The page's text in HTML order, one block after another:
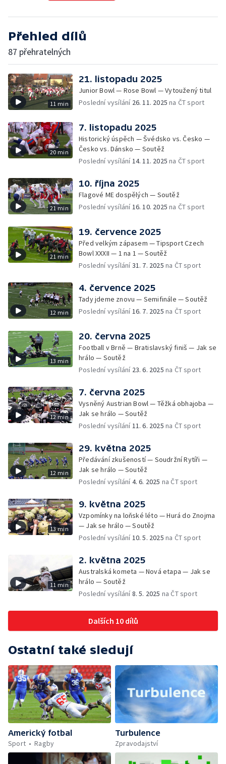
Přehled dílů
87 přehratelných
11 min
21. listopadu 2025
Junior Bowl — Rose Bowl — Vytoužený titul
Poslední vysílání 26. 11. 2025 na ČT sport
20 min
7. listopadu 2025
Historický úspěch — Švédsko vs. Česko —
Česko vs. Dánsko — Soutěž
Poslední vysílání14. 11. 2025 na ČT sport
21 min
10. října 2025
Flagové ME dospělých — Soutěž
Poslední vysílání16. 10. 2025 na ČT sport
21 min
19. července 2025
Před velkým zápasem — Tipsport Czech
Bowl XXXII — 1 na 1 — Soutěž
Poslední vysílání31. 7. 2025 na ČT sport
12 min
4. července 2025
Tady jdeme znovu — Semifinále — Soutěž
Poslední vysílání16. 7. 2025 na ČT sport
13 min
20. června 2025
Football v Brně — Bratislavský finiš — Jak se
hrálo — Soutěž
Poslední vysílání 23. 6. 2025 na ČT sport
12 min
7. června 2025
Vysněný Austrian Bowl — Těžká obhajoba —
Jak se hrálo — Soutěž
Poslední vysílání11. 6. 2025 na ČT sport
12 min
29. května 2025
Předávání zkušeností — Soudržní Rytíři —
Jak se hrálo — Soutěž
Poslední vysílání4. 6. 2025 na ČT sport
13 min
9. května 2025
Vzpomínky na loňské léto — Hurá do Znojma
— Jak se hrálo — Soutěž
Poslední vysílání10. 5. 2025 na ČT sport
11 min
2. května 2025
Australská kometa — Nová etapa — Jak se
hrálo — Soutěž
Poslední vysílání8. 5. 2025 na ČT sport
Dalších 10 dílů
Ostatní také sledují
Americký fotbal
Sport
Ragby
Turbulence
Zpravodajství